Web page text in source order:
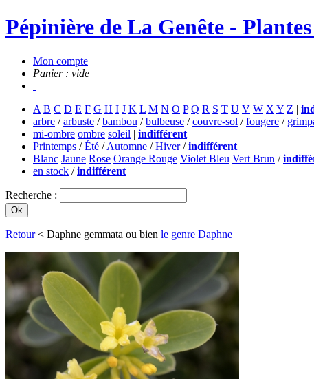
Pépinière de La Genête -
Mon compte
Panier : vide
A B C D E F G H I J K L M N O P Q R S T U V W X Y Z |
arbre /arbuste /bambou /bulbeuse /couvre-sol /fougere /
mi-ombre ombre soleil | indifférent
Printemps /Été /Automne /Hiver/indifférent
Blanc Jaune Rose Orange Rouge Violet Bleu Vert Brun /
en stock /indifférent
Recherche :
Retour< Daphne gemmata ou bien le genre Daphne